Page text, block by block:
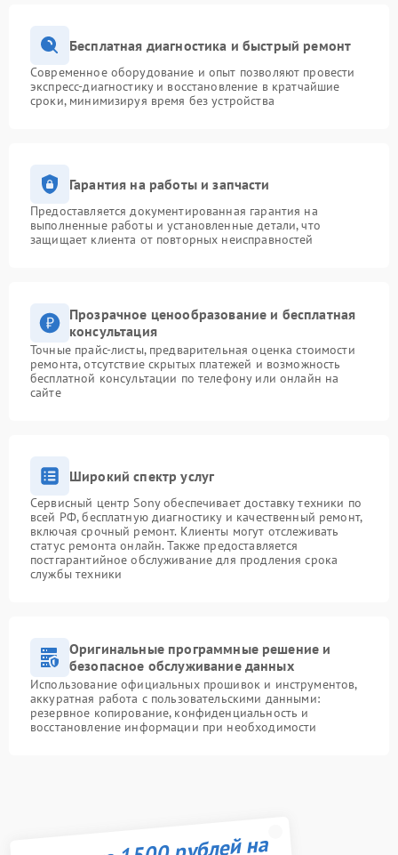
Бесплатная диагностика и быстрый ремонт
Современное оборудование и опыт позволяют провести
экспресс-диагностику и восстановление в кратчайшие
сроки, минимизируя время без устройства
Гарантия на работы и запчасти
Предоставляется документированная гарантия на
выполненные работы и установленные детали, что
защищает клиента от повторных неисправностей
Прозрачное ценообразование и бесплатная
консультация
Точные прайс-листы, предварительная оценка стоимости
ремонта, отсутствие скрытых платежей и возможность
бесплатной консультации по телефону или онлайн на
сайте
Широкий спектр услуг
Сервисный центр Sony обеспечивает доставку техники по
всей РФ, бесплатную диагностику и качественный ремонт,
включая срочный ремонт. Клиенты могут отслеживать
статус ремонта онлайн. Также предоставляется
постгарантийное обслуживание для продления срока
службы техники
Оригинальные программные решение и
безопасное обслуживание данных
Использование официальных прошивок и инструментов,
аккуратная работа с пользовательскими данными:
резервное копирование, конфиденциальность и
восстановление информации при необходимости